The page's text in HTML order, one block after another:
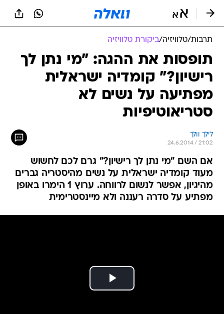
תרבות/טלוויזיה/ביקורת טלוויזיה
תופסות את ההגה: "מי נתן לך
רישיון?" קומדיה ישראלית
מפתיעה על נשים לא
סטריאוטיפיות
לילך וולך
24.6.2014 / 21:02
אם השם "מי נתן לך רישיון?" גרם לכם לחשוש
מעוד קומדיה ישראלית על נשים מהיסטריה גברים
מהיגיון, אפשר לנשום לרווחה. ערוץ 1 הימרו באופן
מפתיע על סדרה רעננה ולא מיינסטרימית